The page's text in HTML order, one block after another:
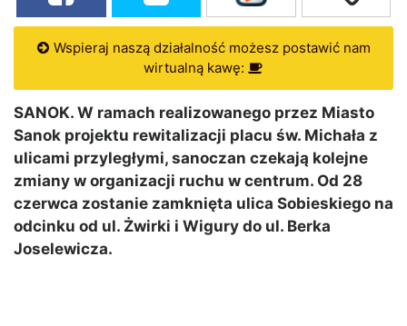
Wspieraj naszą działalność możesz postawić nam
wirtualną kawę:
SANOK. W ramach realizowanego przez Miasto
Sanok projektu rewitalizacji placu św. Michała z
ulicami przyległymi, sanoczan czekają kolejne
zmiany w organizacji ruchu w centrum. Od 28
czerwca zostanie zamknięta ulica Sobieskiego na
odcinku od ul. Żwirki i Wigury do ul. Berka
Joselewicza.